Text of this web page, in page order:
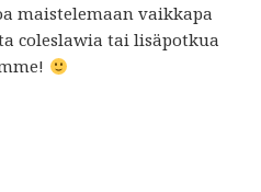
maistelemaan vaikkapa
coleslawia tai lisäpotkua